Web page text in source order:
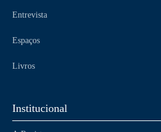
Entrevista
Espaços
Livros
Institucional